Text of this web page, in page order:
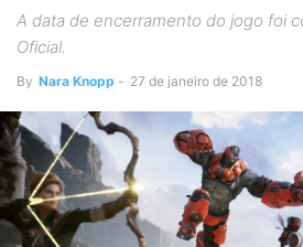
A data de encerramento do jogo foi
Oficial.
By Nara Knopp - 27 de janeiro de 2018